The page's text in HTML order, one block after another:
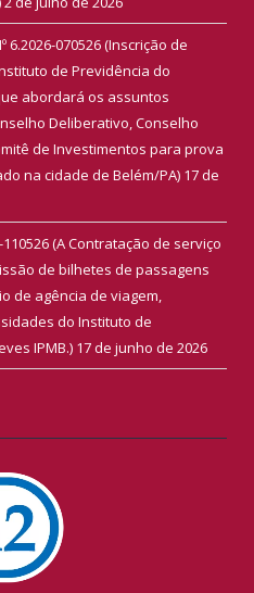
6.2026-070526 (Inscrição de
de Previdência do
abordará os assuntos
Deliberativo, Conselho
de Investimentos para prova
na cidade de Belém/PA) 17 de
(A Contratação de serviço
de bilhetes de passagens
de agência de viagem,
do Instituto de
IPMB.) 17 de junho de 2026